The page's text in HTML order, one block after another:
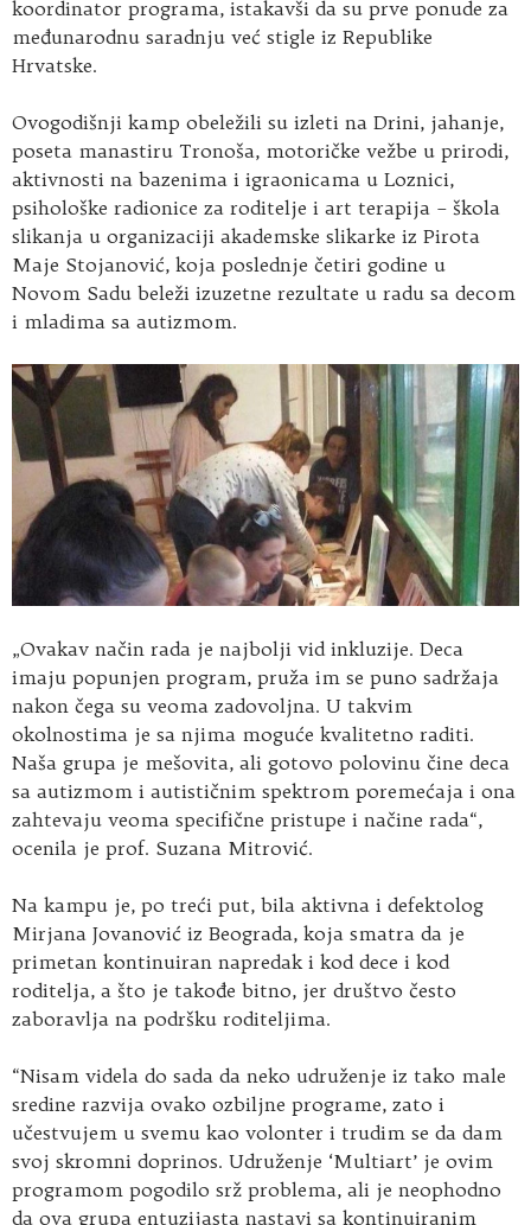
koordinator programa, istakavši da su prve ponude za
međunarodnu saradnju već stigle iz Republike
Hrvatske.
Ovogodišnji kamp obeležili su izleti na Drini, jahanje,
poseta manastiru Tronoša, motoričke vežbe u prirodi,
aktivnosti na bazenima i igraonicama u Loznici,
psihološke radionice za roditelje i art terapija – škola
slikanja u organizaciji akademske slikarke iz Pirota
Maje Stojanović, koja poslednje četiri godine u
Novom Sadu beleži izuzetne rezultate u radu sa decom
i mladima sa autizmom.
„Ovakav način rada je najbolji vid inkluzije. Deca
imaju popunjen program, pruža im se puno sadržaja
nakon čega su veoma zadovoljna. U takvim
okolnostima je sa njima moguće kvalitetno raditi.
Naša grupa je mešovita, ali gotovo polovinu čine deca
sa autizmom i autističnim spektrom poremećaja i ona
zahtevaju veoma specifične pristupe i načine rada“,
ocenila je prof. Suzana Mitrović.
Na kampu je, po treći put, bila aktivna i defektolog
Mirjana Jovanović iz Beograda, koja smatra da je
primetan kontinuiran napredak i kod dece i kod
roditelja, a što je takođe bitno, jer društvo često
zaboravlja na podršku roditeljima.
“Nisam videla do sada da neko udruženje iz tako male
sredine razvija ovako ozbiljne programe, zato i
učestvujem u svemu kao volonter i trudim se da dam
svoj skromni doprinos. Udruženje ‘Multiart’ je ovim
programom pogodilo srž problema, ali je neophodno
da ova grupa entuzijasta nastavi sa kontinuiranim